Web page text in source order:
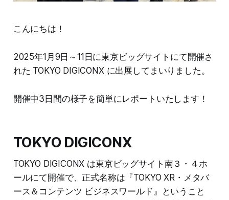
こんにちは！
2025年1月9日～11日に東京ビッグサイトにて開催さ
れた TOKYO DIGICONX に出展してまいりました。
開催中3日間の様子を簡単にレポートいたします！
TOKYO DIGICONX
TOKYO DIGICONX は東京ビッグサイト南３・４ホ
ールにて開催で、正式名称は『TOKYO XR・メタバ
ース＆コンテンツ ビジネスワールド』ということ